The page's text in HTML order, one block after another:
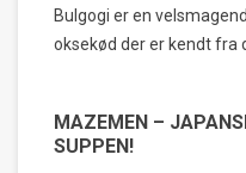
Bulgogi er en
oksekød der er kendt fra
MAZEMEN –
SUPPEN!